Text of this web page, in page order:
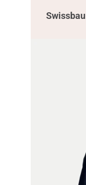
Swissbau